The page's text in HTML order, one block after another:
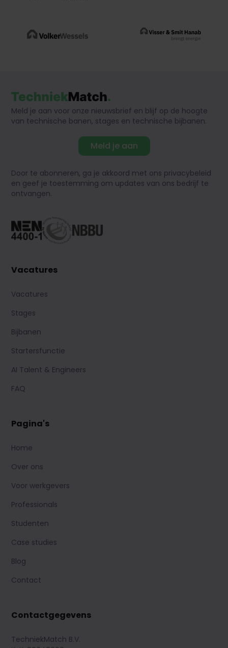
Meld je aan voor onze nieuwsbrief en blijf op de hoogte
van technische banen, stages en technische bijbanen.
Meld je aan
Door te abonneren, ga je akkoord met ons privacybeleid
en geef je toestemming om updates van ons bedrijf te
ontvangen.
Vacatures
Vacatures
Stages
Bijbanen
Startersfunctie
AI Talent & Engineers
FAQ
Pagina's
Home
Over ons
Voor werkgevers
Professionals
Studenten
Case studies
Blog
Contact
Contactgegevens
TechniekMatch B.V.